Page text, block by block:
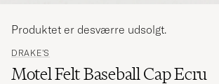
DRAKE'S
Motel Felt Baseball Cap Ecru
Produktet er desværre udsolgt.